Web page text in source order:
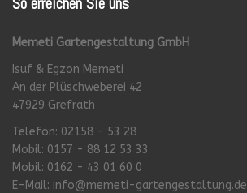
Memeti Gartengestaltung GmbH
Isuf & Egzon Memeti
An der Plüschweberei 42
47929 Grefrath
Telefon: 02158 - 53 28
Mobil: 0157 - 88 12 53 33
Mobil: 0162 - 43 01 60 0
E-Mail: info@memeti-gartengestaltung.de